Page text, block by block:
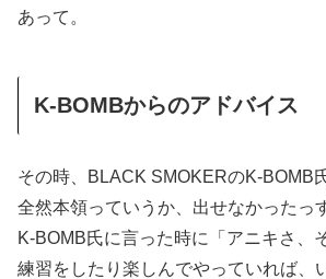
あって。
K-BOMBからのアドバイス
その時、BLACK SMOKERのK-
全然本領っていうか、出せなかったっ
K-BOMB氏に言った時に「アニキさ、
練習をしたり楽しんでやっていれば、